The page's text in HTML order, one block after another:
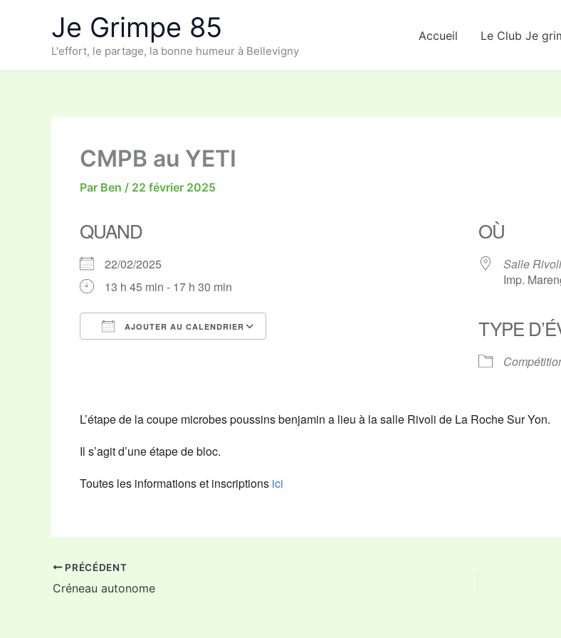
Je Grimpe 85
L'effort, le partage, la bonne humeur à Bellevigny
Accueil Le Club Je
CMPB au YETI
Par Ben / 22 février 2025
QUAND
22/02/2025
13 h 45 min - 17 h 30 min
AJOUTER AU CALENDRIER
iCalendar
OÙ
Salle Rivoli
Imp.
TYPE
L’étape de la coupe microbes poussins benjamin a lieu à la salle Rivoli de La Roche Sur Yon.
Il s’agit d’une étape de bloc.
Toutes les informations et inscriptions ici
PRÉCÉDENT
Créneau autonome